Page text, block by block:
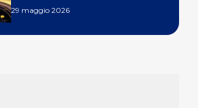
29 maggio 2026